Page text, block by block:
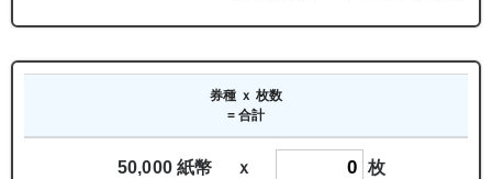
券種 ｘ 枚数
= 合計
50,000 紙幣 ｘ 枚